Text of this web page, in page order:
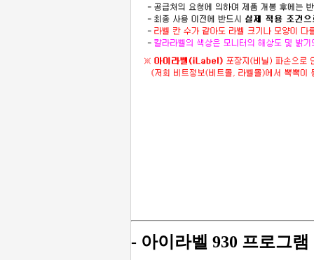
- 아이라벨 930 프로그